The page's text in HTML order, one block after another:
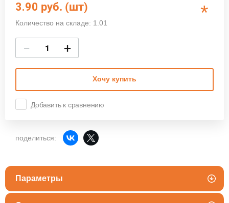
3.90 руб. (шт)
Количество на складе: 1.01 *
− +
Хочу купить
Добавить к сравнению
поделиться:
Параметры